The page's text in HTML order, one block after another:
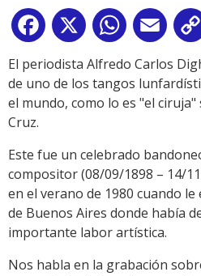
Facebook
X WhatsApp
Email
El periodista Alfredo Carlos
de uno de los tangos
el mundo, como lo es "el
Cruz.
Este fue un celebrado
compositor (08/09/1898 – 14/
en el verano de 1980 cuando
de Buenos Aires donde había
importante labor artística.
Nos habla en la grabación